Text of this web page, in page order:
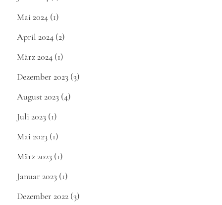
Mai 2024 (1)
April 2024 (2)
März 2024 (1)
Dezember 2023 (3)
August 2023 (4)
Juli 2023 (1)
Mai 2023 (1)
März 2023 (1)
Januar 2023 (1)
Dezember 2022 (3)